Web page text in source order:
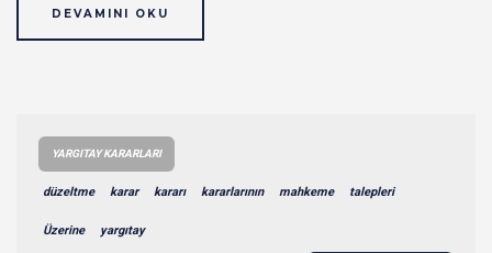
DEVAMINI OKU
YARGITAY KARARLARI
düzeltme karar kararı kararlarının mahkeme talepleri
Üzerine yargıtay